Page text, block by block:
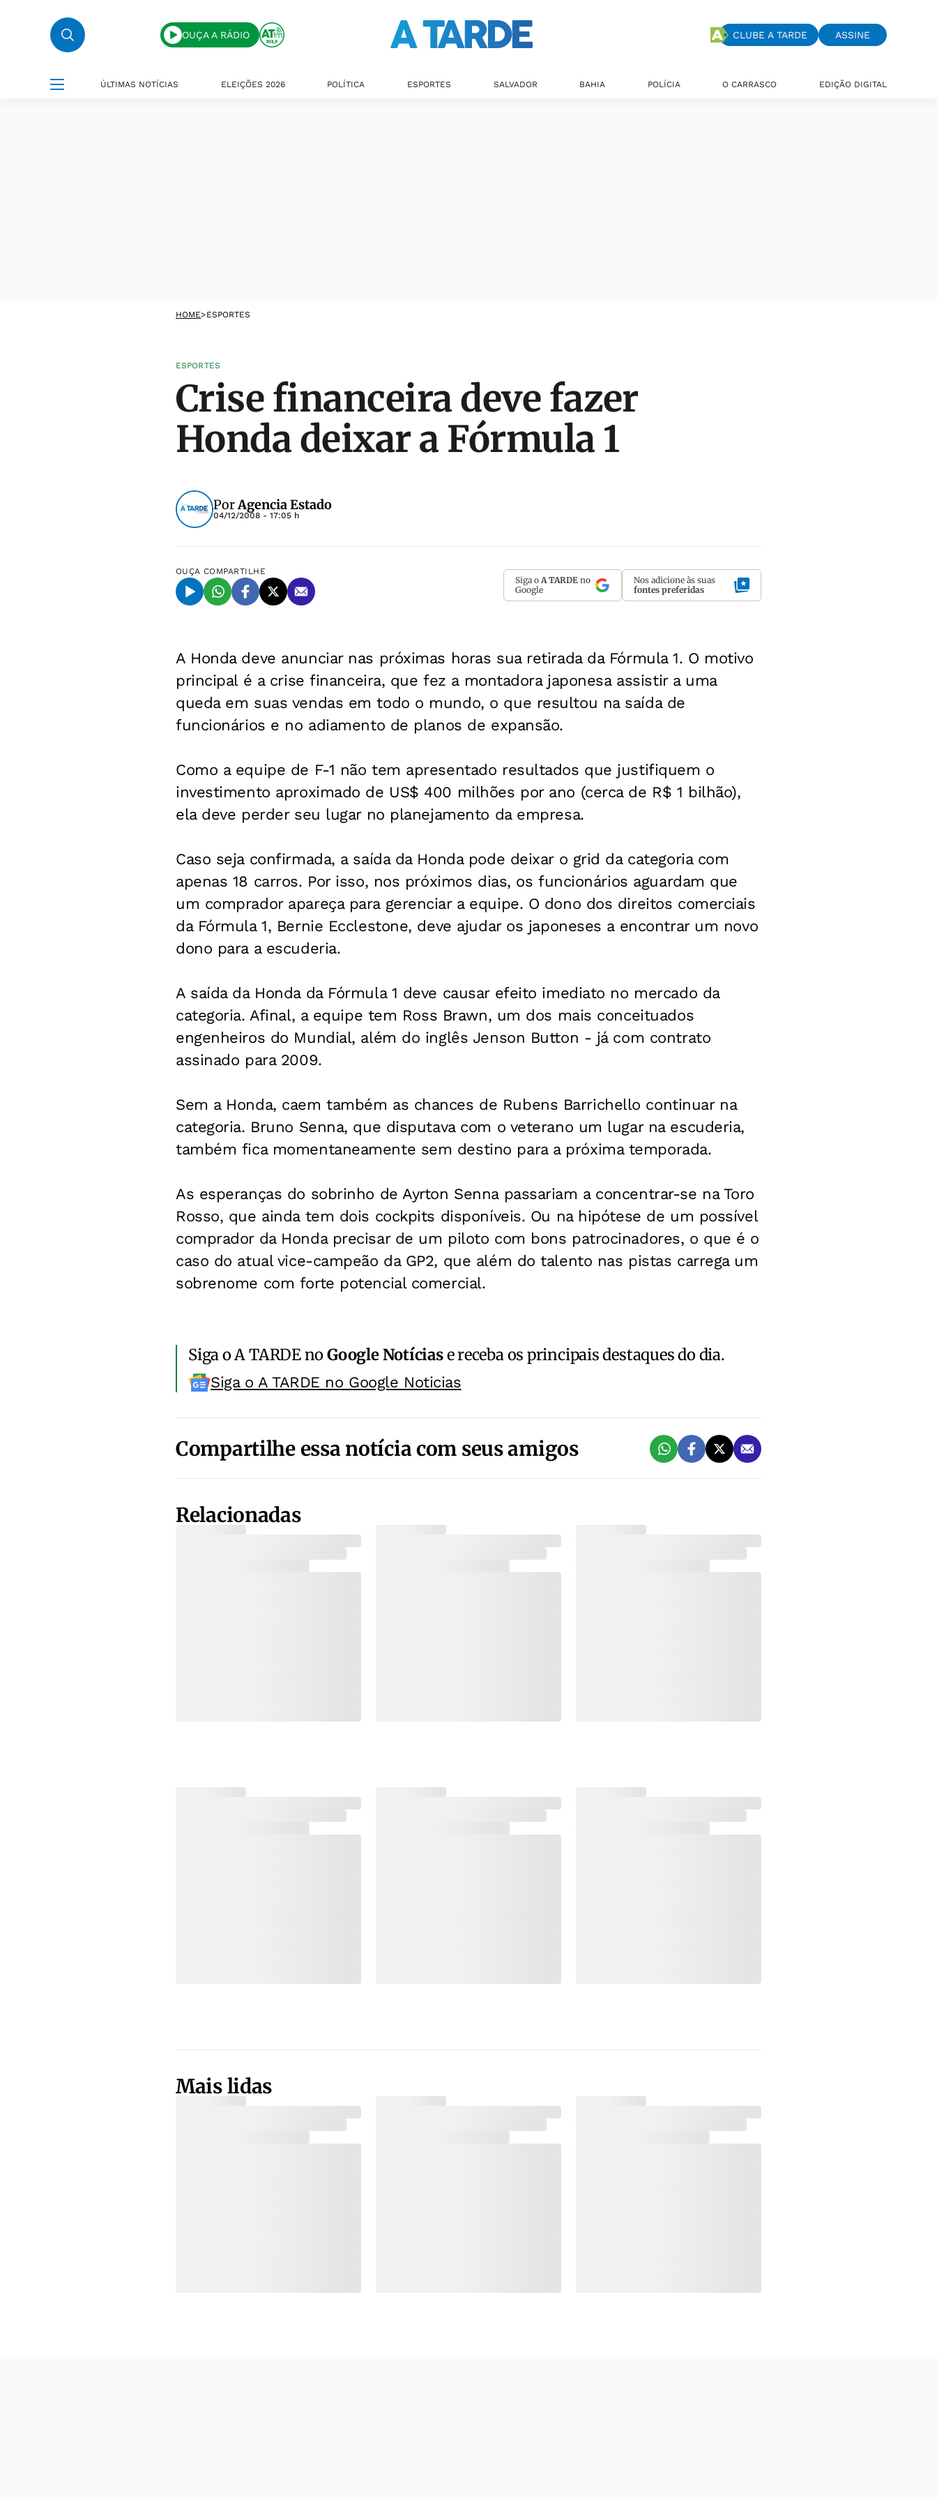
OUÇA A RÁDIO CLUBE A TARDE ASSINE
ÚLTIMAS NOTÍCIAS ELEIÇÕES 2026 POLÍTICA ESPORTES SALVADOR BAHIA POLÍCIA O CARRASCO EDIÇÃO DIGITAL
HOME>ESPORTES
ESPORTES
Crise financeira deve fazer
Honda deixar a Fórmula 1
PorAgencia Estado
04/12/2008 - 17:05 h
OUÇA COMPARTILHE
Siga o A TARDE no
Google
Nos adicione às suas
fontes preferidas
A Honda deve anunciar nas próximas horas sua retirada da Fórmula 1. O motivo
principal é a crise financeira, que fez a montadora japonesa assistir a uma
queda em suas vendas em todo o mundo, o que resultou na saída de
funcionários e no adiamento de planos de expansão.
Como a equipe de F-1 não tem apresentado resultados que justifiquem o
investimento aproximado de US$ 400 milhões por ano (cerca de R$ 1 bilhão),
ela deve perder seu lugar no planejamento da empresa.
Caso seja confirmada, a saída da Honda pode deixar o grid da categoria com
apenas 18 carros. Por isso, nos próximos dias, os funcionários aguardam que
um comprador apareça para gerenciar a equipe. O dono dos direitos comerciais
da Fórmula 1, Bernie Ecclestone, deve ajudar os japoneses a encontrar um novo
dono para a escuderia.
A saída da Honda da Fórmula 1 deve causar efeito imediato no mercado da
categoria. Afinal, a equipe tem Ross Brawn, um dos mais conceituados
engenheiros do Mundial, além do inglês Jenson Button - já com contrato
assinado para 2009.
Sem a Honda, caem também as chances de Rubens Barrichello continuar na
categoria. Bruno Senna, que disputava com o veterano um lugar na escuderia,
também fica momentaneamente sem destino para a próxima temporada.
As esperanças do sobrinho de Ayrton Senna passariam a concentrar-se na Toro
Rosso, que ainda tem dois cockpits disponíveis. Ou na hipótese de um possível
comprador da Honda precisar de um piloto com bons patrocinadores, o que é o
caso do atual vice-campeão da GP2, que além do talento nas pistas carrega um
sobrenome com forte potencial comercial.
Siga o A TARDE noGoogle Notíciase receba os principais destaques do dia.
Siga o A TARDE no Google Noticias
Compartilhe essa notícia com seus amigos
Relacionadas
Mais lidas